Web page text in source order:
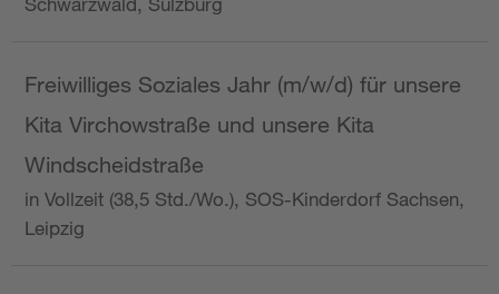
Freiwilliges Soziales Jahr (m/w/d) für unsere
Kita Virchowstraße und unsere Kita
Windscheidstraße
in Vollzeit (38,5 Std./Wo.), SOS-Kinderdorf Sachsen,
Leipzig